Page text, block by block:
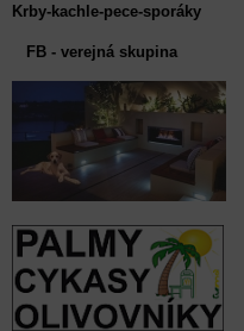
Krby-kachle-pece-sporáky
FB - verejná skupina